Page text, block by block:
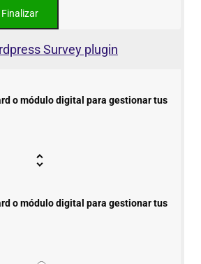
Survey plugin
o módulo digital para gestionar tus
o módulo digital para gestionar tus